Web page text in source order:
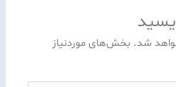
شد. بخش‌های موردنیاز